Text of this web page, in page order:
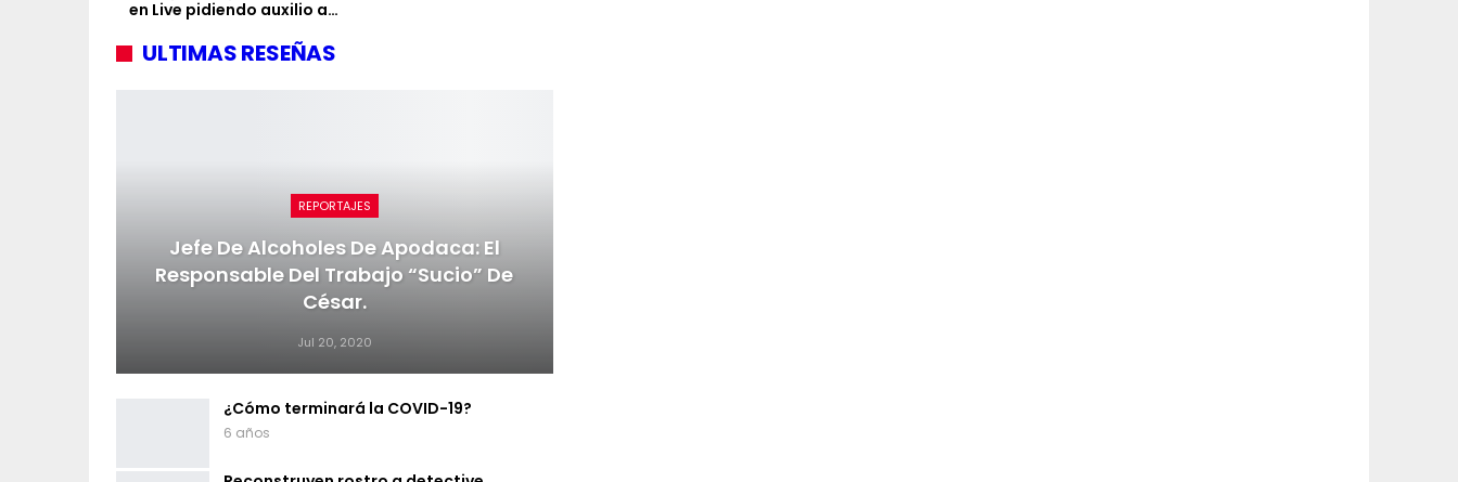
en Live pidiendo auxilio a…
ULTIMAS RESEÑAS
REPORTAJES
Jefe De Alcoholes De Apodaca: El
Responsable Del Trabajo “sucio” De
César.
Jul 20, 2020
¿Cómo terminará la COVID-19?
6 años